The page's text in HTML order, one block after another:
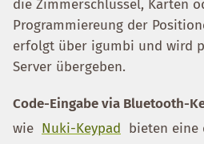
die Zimmerschlüssel, Karten
Programmiereung der
erfolgt über igumbi und wird
Server übergeben.
Code-Eingabe via Bluetooth-
wie Nuki-Keypad bieten eine